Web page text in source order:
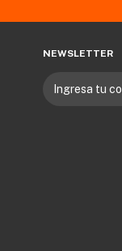
NEWSLETTER